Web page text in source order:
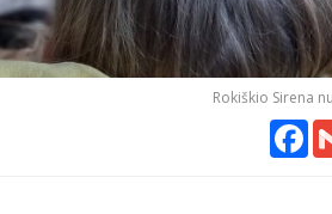
Rokiškio Sirena